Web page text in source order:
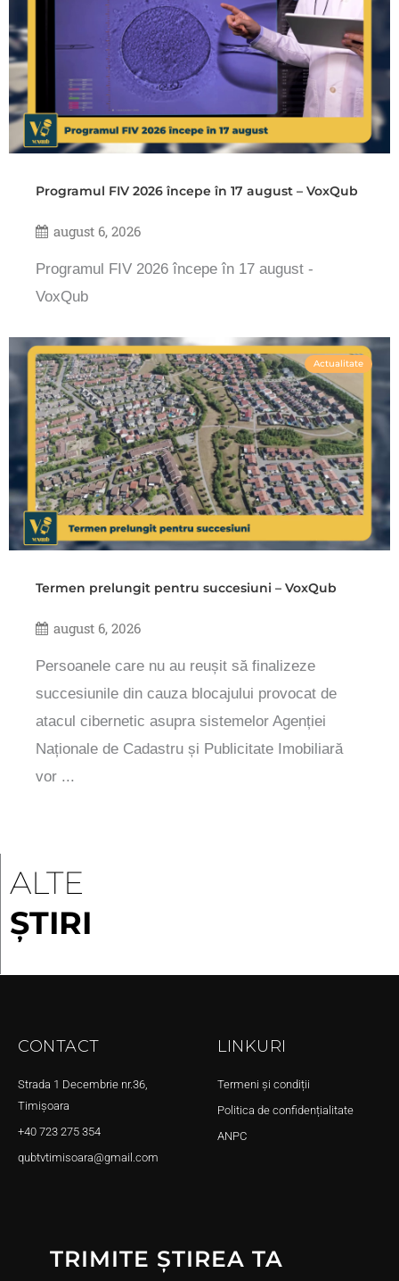
Programul FIV 2026 începe în 17 august – VoxQub
august 6, 2026
Programul FIV 2026 începe în 17 august -
VoxQub
Actualitate
Termen prelungit pentru succesiuni – VoxQub
august 6, 2026
Persoanele care nu au reușit să finalizeze
succesiunile din cauza blocajului provocat de
atacul cibernetic asupra sistemelor Agenției
Naționale de Cadastru și Publicitate Imobiliară
vor ...
ALTE
ȘTIRI
CONTACT
Strada 1 Decembrie nr.36,
Timișoara
+40 723 275 354
qubtvtimisoara@gmail.com
LINKURI
Termeni și condiții
Politica de confidențialitate
ANPC
TRIMITE ȘTIREA TA